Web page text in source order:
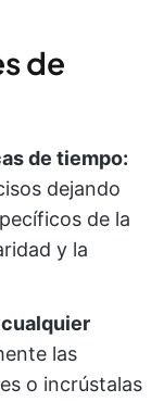
de
de tiempo:
dejando
de la
y la
las
o incrústalas